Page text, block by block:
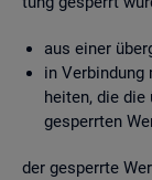
aus einer
in
hei­ten, die
ge­sperr­ten
der ge­sperr­te